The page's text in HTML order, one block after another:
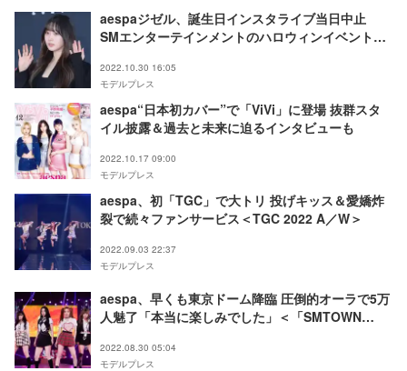
aespaジゼル、誕生日インスタライブ当日中止
SMエンターテインメントのハロウィンイベントに
2022.10.30 16:05
モデルプレス
aespa“日本初カバー”で「ViVi」に登場 抜群スタ
イル披露＆過去と未来に迫るインタビューも
2022.10.17 09:00
モデルプレス
aespa、初「TGC」で大トリ 投げキッス＆愛嬌炸
裂で続々ファンサービス＜TGC 2022 A／W＞
2022.09.03 22:37
モデルプレス
aespa、早くも東京ドーム降臨 圧倒的オーラで5万
人魅了「本当に楽しみでした」＜「SMTOWN
ト＞
2022.08.30 05:04
モデルプレス